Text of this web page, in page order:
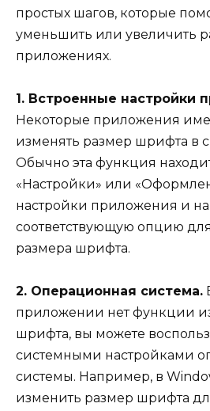
простых шагов, которые
уменьшить или увеличить
приложениях.
1. Встроенные настройки
Некоторые приложения
изменять размер шрифта в
Обычно эта функция
«Настройки» или
настройки приложения и
соответствующую опцию
размера шрифта.
2. Операционная система.
приложении нет функции
шрифта, вы можете
системными настройками
системы. Например, в
изменить размер шрифта